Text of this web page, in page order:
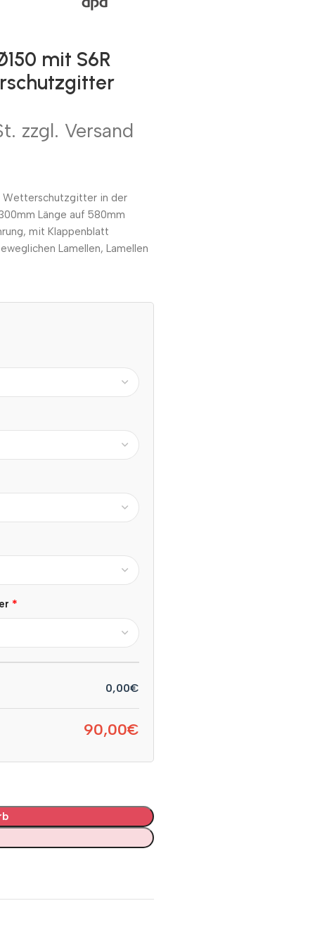
mit S6R
zzgl. Versand
Wetterschutzgitter in der
Länge auf 580mm
mit Klappenblatt
Lamellen, Lamellen
*
0,00€
90,00€